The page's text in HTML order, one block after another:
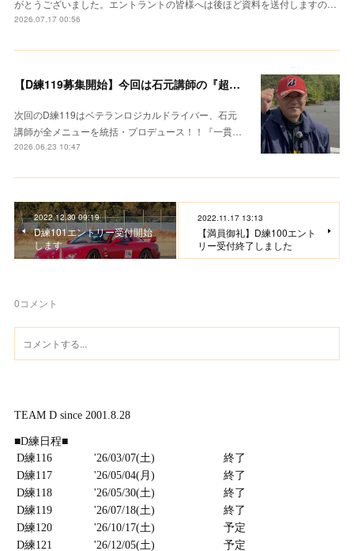
がとうございました。エントラントの皆様へは後ほど資料を送付しますの…
2026.07.17 00:56
【D練119募集開始】今回は石元講師の『超集中レクチャー』
次回のD練119はベテランロジカルドライバー、石元
講師が全メニューを統括・プロデュース！！『一貫…
2026.06.23 10:47
2022.12.30 09:19
D練101エントリー受付開始
します
2022.11.17 13:13
【満員御礼】D練100エント
リー受付終了しました
0コメント